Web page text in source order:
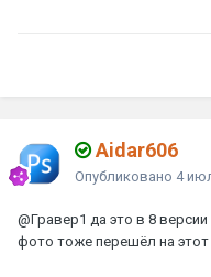
Aidar606
Опубликовано 4
@Гравер1 да это в 8
фото тоже перешёл на